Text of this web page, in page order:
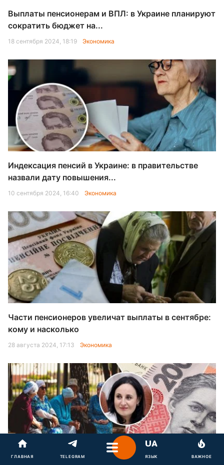
Выплаты пенсионерам и ВПЛ: в Украине планируют
сократить бюджет на...
18 сентября 2024, 18:19 Экономика
Индексация пенсий в Украине: в правительстве
назвали дату повышения...
10 сентября 2024, 16:40 Экономика
Части пенсионеров увеличат выплаты в сентябре:
кому и насколько
28 августа 2024, 17:13 Экономика
ГЛАВНАЯ TELEGRAM ЯЗЫК ВАЖНОЕ